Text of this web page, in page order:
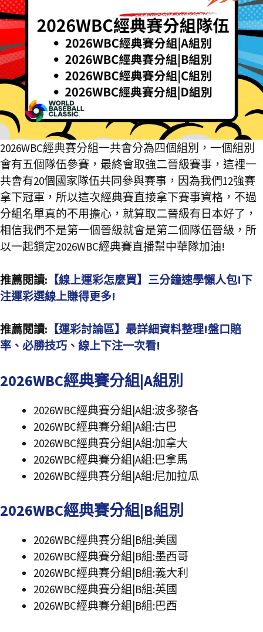
2026WBC經典賽分組一共會分為四個組別，一個組別
會有五個隊伍參賽，最終會取強二晉級賽事，這裡一
共會有20個國家隊伍共同參與賽事，因為我們12強賽
拿下冠軍，所以這次經典賽直接拿下賽事資格，不過
分組名單真的不用擔心，就算取二晉級有日本好了，
相信我們不是第一個晉級就會是第二個隊伍晉級，所
以一起鎖定2026WBC經典賽直播幫中華隊加油!
推薦閱讀: 【線上運彩怎麼買】三分鐘速學懶人包!下
注運彩選線上賺得更多!
推薦閱讀: 【運彩討論區】最詳細資料整理!盤口賠
率、必勝技巧、線上下注一次看!
2026WBC經典賽分組|A組別
2026WBC經典賽分組|A組:波多黎各
2026WBC經典賽分組|A組:古巴
2026WBC經典賽分組|A組:加拿大
2026WBC經典賽分組|A組:巴拿馬
2026WBC經典賽分組|A組:尼加拉瓜
2026WBC經典賽分組|B組別
2026WBC經典賽分組|B組:美國
2026WBC經典賽分組|B組:墨西哥
2026WBC經典賽分組|B組:義大利
2026WBC經典賽分組|B組:英國
2026WBC經典賽分組|B組:巴西